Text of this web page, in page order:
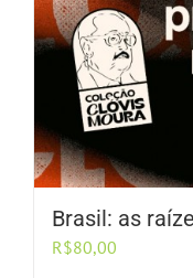
Brasil: as
R$80,00